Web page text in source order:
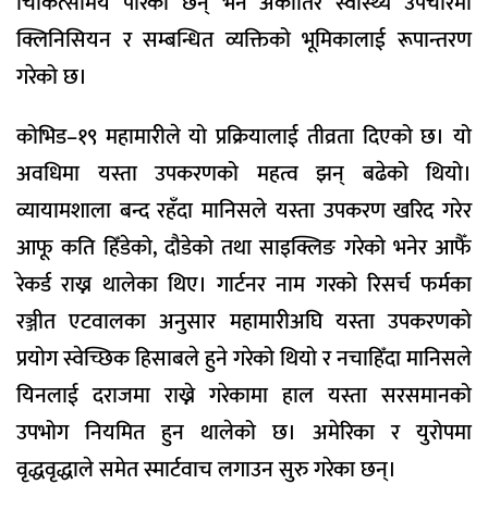
क्लिनिसियन र सम्बन्धित व्यक्तिको भूमिकालाई रूपान्तरण
गरेको छ।
कोभिड–१९ महामारीले यो प्रक्रियालाई तीव्रता दिएको छ। यो
अवधिमा यस्ता उपकरणको महत्व झन् बढेको थियो।
व्यायामशाला बन्द रहँदा मानिसले यस्ता उपकरण खरिद गरेर
आफू कति हिँडेको, दौडेको तथा साइक्लिङ गरेको भनेर आफैँ
रेकर्ड राख्न थालेका थिए। गार्टनर नाम गरको रिसर्च फर्मका
रञ्जीत एटवालका अनुसार महामारीअघि यस्ता उपकरणको
प्रयोग स्वेच्छिक हिसाबले हुने गरेको थियो र नचाहिँदा मानिसले
यिनलाई दराजमा राख्ने गरेकामा हाल यस्ता सरसमानको
उपभोग नियमित हुन थालेको छ। अमेरिका र युरोपमा
वृद्धवृद्धाले समेत स्मार्टवाच लगाउन सुरु गरेका छन्।